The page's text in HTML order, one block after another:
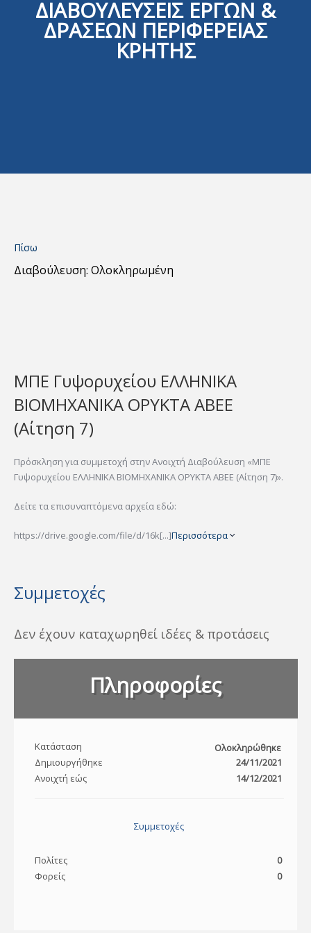
ΔΙΑΒΟΥΛΕΥΣΕΙΣ ΕΡΓΩΝ &
ΔΡΑΣΕΩΝ ΠΕΡΙΦΕΡΕΙΑΣ
ΚΡΗΤΗΣ
Πίσω
Διαβούλευση: Ολοκληρωμένη
ΜΠΕ Γυψορυχείου ΕΛΛΗΝΙΚΑ
ΒΙΟΜΗΧΑΝΙΚΑ ΟΡΥΚΤΑ ΑΒΕΕ
(Αίτηση 7)
Πρόσκληση για συμμετοχή στην Ανοιχτή Διαβούλευση «ΜΠΕ
Γυψορυχείου ΕΛΛΗΝΙΚΑ ΒΙΟΜΗΧΑΝΙΚΑ ΟΡΥΚΤΑ ΑΒΕΕ (Αίτηση 7)».
Δείτε τα επισυναπτόμενα αρχεία εδώ:
https://drive.google.com/file/d/16k[...]Περισσότερα
Συμμετοχές
Δεν έχουν καταχωρηθεί ιδέες & προτάσεις
Πληροφορίες
Κατάσταση
Ολοκληρώθηκε
Δημιουργήθηκε
24/11/2021
Ανοιχτή εώς
14/12/2021
Συμμετοχές
Πολίτες
0
Φορείς
0